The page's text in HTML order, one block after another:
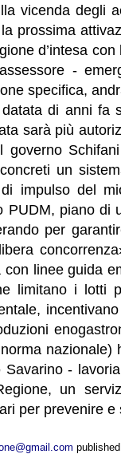
vicenda degli
prossima
d’intesa
-
specifica,
datata di anni
sarà più
governo
un
di impulso del
PUDM, piano di
per
con linee guida
limitano i lotti
Savarino -
un
per prevenire
published